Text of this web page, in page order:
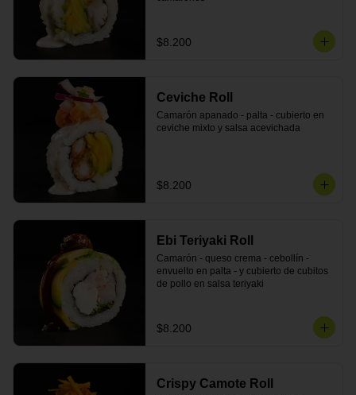
$8.200
Ceviche Roll
Camarón apanado - palta - cubierto en
ceviche mixto y salsa acevichada
$8.200
Ebi Teriyaki Roll
Camarón - queso crema - cebollín -
envuelto en palta - y cubierto de cubitos
de pollo en salsa teriyaki
$8.200
Crispy Camote Roll